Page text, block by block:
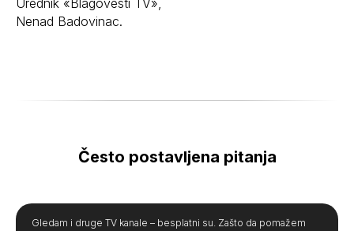
Urednik «Blagovesti TV»,
Nenad Badovinac.
Često postavljena pitanja
Gledam i druge TV kanale – besplatni su. Zašto da pomažem